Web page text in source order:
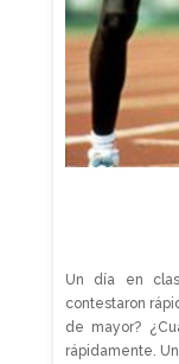
Un día en
contestaron
de mayor?
rápidamente.